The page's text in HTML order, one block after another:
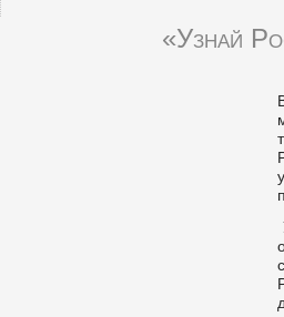
«Узнай